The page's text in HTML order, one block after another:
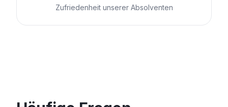
Zufriedenheit unserer Absolventen